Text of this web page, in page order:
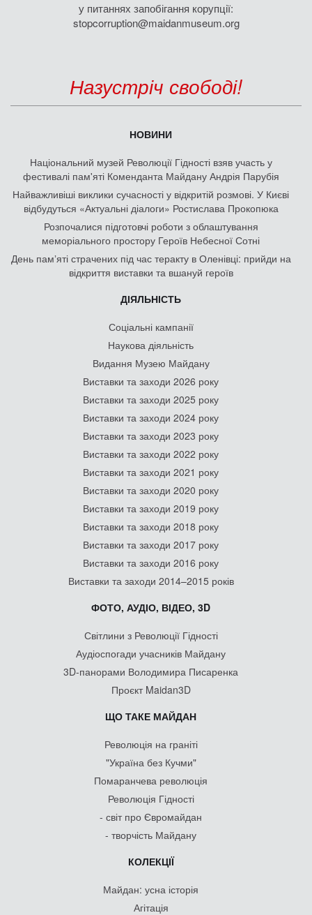
у питаннях запобігання корупції:
stopcorruption@maidanmuseum.org
Назустріч свободі!
НОВИНИ
Національний музей Революції Гідності взяв участь у
фестивалі пам'яті Коменданта Майдану Андрія Парубія
Найважливіші виклики сучасності у відкритій розмові. У Києві
відбудуться «Актуальні діалоги» Ростислава Прокопюка
Розпочалися підготовчі роботи з облаштування
меморіального простору Героїв Небесної Сотні
День памʼяті страчених під час теракту в Оленівці: прийди на
відкриття виставки та вшануй героїв
ДІЯЛЬНІСТЬ
Соціальні кампанії
Наукова діяльність
Видання Музею Майдану
Виставки та заходи 2026 року
Виставки та заходи 2025 року
Виставки та заходи 2024 року
Виставки та заходи 2023 року
Виставки та заходи 2022 року
Виставки та заходи 2021 року
Виставки та заходи 2020 року
Виставки та заходи 2019 року
Виставки та заходи 2018 року
Виставки та заходи 2017 року
Виставки та заходи 2016 року
Виставки та заходи 2014–2015 років
ФОТО, АУДІО, ВІДЕО, 3D
Світлини з Революції Гідності
Аудіоспогади учасників Майдану
3D-панорами Володимира Писаренка
Проєкт Maidan3D
ЩО ТАКЕ МАЙДАН
Революція на граніті
"Україна без Кучми"
Помаранчева революція
Революція Гідності
- світ про Євромайдан
- творчість Майдану
КОЛЕКЦІЇ
Майдан: усна історія
Агітація